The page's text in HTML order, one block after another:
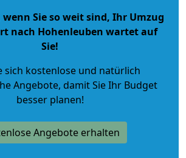
wenn Sie so weit sind, Ihr Umzug
nach Hohenleuben wartet auf
Sie!
sich kostenlose und natürlich
Angebote, damit Sie Ihr Budget
besser planen!
Angebote erhalten